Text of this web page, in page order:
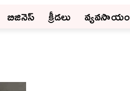
బిజినెస్‌ క్రీడలు వ్యవసాయం